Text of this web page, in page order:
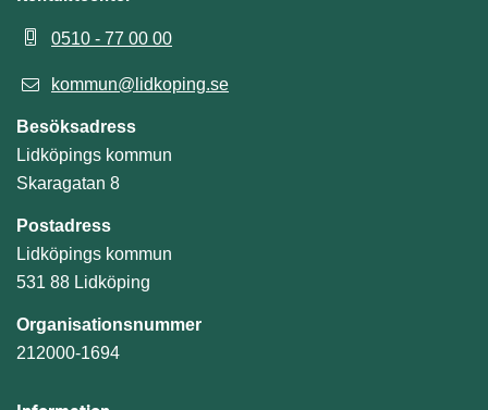
0510 - 77 00 00
kommun@lidkoping.se
Besöksadress
Lidköpings kommun
Skaragatan 8
Postadress
Lidköpings kommun
531 88 Lidköping
Organisationsnummer
212000-1694